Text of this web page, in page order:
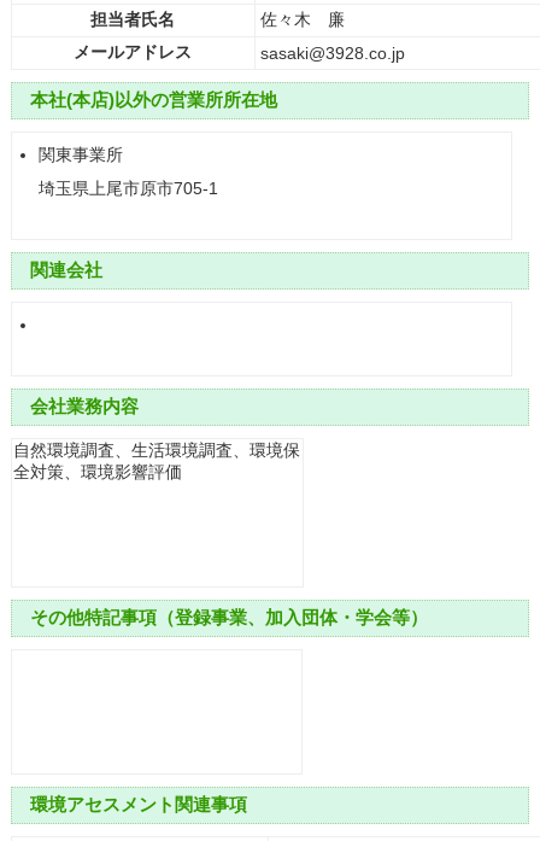
担当者氏名
佐々木 廉
メールアドレス
sasaki@3928.co.jp
本社(本店)以外の営業所所在地
関東事業所
埼玉県上尾市原市705-1
関連会社
会社業務内容
自然環境調査、生活環境調査、環境保
全対策、環境影響評価
その他特記事項（登録事業、加入団体・学会等）
環境アセスメント関連事項